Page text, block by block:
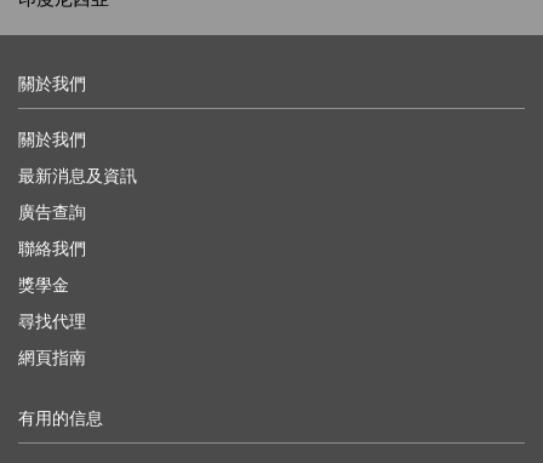
關於我們
關於我們
最新消息及資訊
廣告查詢
聯絡我們
獎學金
尋找代理
網頁指南
有用的信息